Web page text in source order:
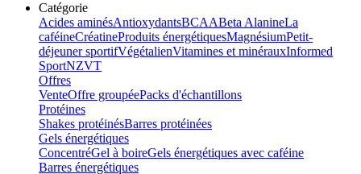
Catégorie
Acides aminésAntioxydantsBCAABeta AlanineLa
caféineCréatineProduits énergétiquesMagnésiumPetit-
déjeuner sportifVégétalienVitamines et minérauxInformed
SportNZVT
Offres
VenteOffre groupéePacks d'échantillons
Protéines
Shakes protéinésBarres protéinées
Gels énergétiques
ConcentréGel à boireGels énergétiques avec caféine
Barres énergétiques